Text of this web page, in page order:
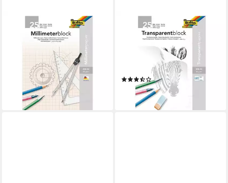
Millimeterpapier, mit 1 mm-
Raster-Lineatur, Format A4,
lieferbar - in 2-3 Werktagen bei dir
Transparentpapier,
Architektenpapier 25 Blatt,
weiß transparent, Format A4,
(2)
ab 12,25 €
lieferbar - in 4-5 Werktagen bei dir